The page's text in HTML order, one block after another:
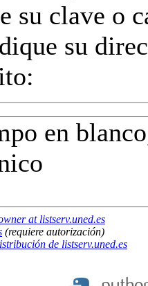
su clave o
su
en
at listserv.uned.es
(requiere autorización)
de listserv.uned.es